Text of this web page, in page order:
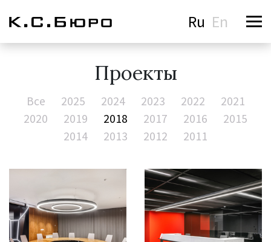
Ru En
Проекты
Все 2025 2024 2023 2022
2021
2020
2019 2018 2017 2016
2015
2014
2013 2012 2011